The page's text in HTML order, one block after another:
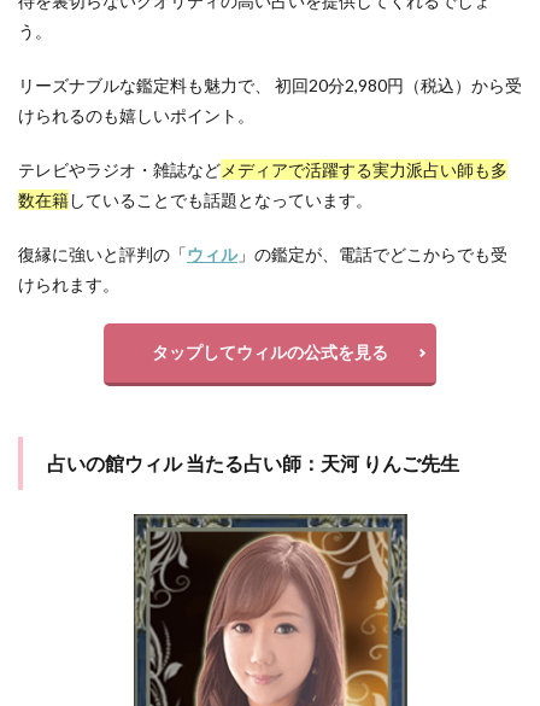
う。
リーズナブルな鑑定料も魅力で、 初回20分2,980円（税込）から受
けられるのも嬉しいポイント。
テレビやラジオ・雑誌など メディアで活躍する実力派占い師も多
数在籍していることでも話題となっています。
復縁に強いと評判の「ウィル」の鑑定が、電話でどこからでも受
けられます。
タップしてウィルの公式を見る
占いの館ウィル 当たる占い師：天河 りんご先生